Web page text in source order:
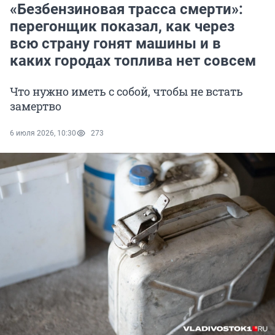
«Безбензиновая трасса смерти»:
перегонщик показал, как через
всю страну гонят машины и в
каких городах топлива нет совсем
Что нужно иметь с собой, чтобы не встать
замертво
6 июля 2026, 10:30 273